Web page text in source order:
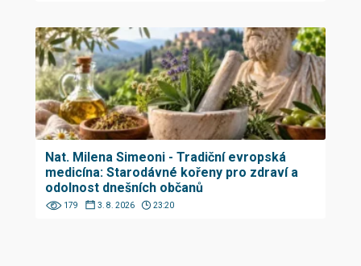
Nat. Milena Simeoni - Tradiční evropská
medicína: Starodávné kořeny pro zdraví a
odolnost dnešních občanů
179 3. 8. 2026 23:20